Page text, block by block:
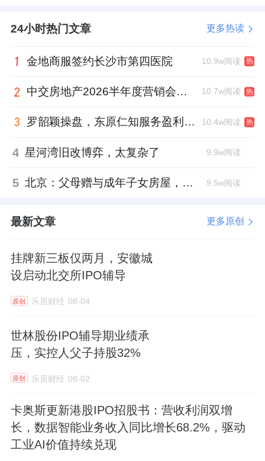
24小时热门文章 更多热读
金地商服签约长沙市第四医院 10.9w阅读 热
中交房地产2026半年度营销会，绿城祝军现身了 10.7w阅读 热
罗韶颖操盘，东原仁知服务盈利仍在爬坡 10.4w阅读 热
4 星河湾旧改博弈，太复杂了 9.9w阅读
5 北京：父母赠与成年子女房屋，不再核验子女的购房资格 9.5w阅读
最新文章 更多原创
挂牌新三板仅两月，安徽城
设启动北交所IPO辅导
原创 乐居财经 08-04
世林股份IPO辅导期业绩承
压，实控人父子持股32%
原创 乐居财经 08-02
卡奥斯更新港股IPO招股书：营收利润双增
长，数据智能业务收入同比增长68.2%，驱动
工业AI价值持续兑现